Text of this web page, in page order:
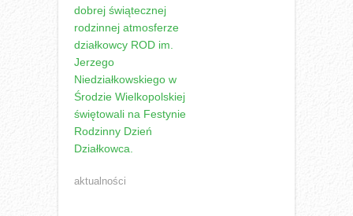
dobrej świątecznej
rodzinnej atmosferze
działkowcy ROD im.
Jerzego
Niedziałkowskiego w
Środzie Wielkopolskiej
świętowali na Festynie
Rodzinny Dzień
Działkowca.
aktualności